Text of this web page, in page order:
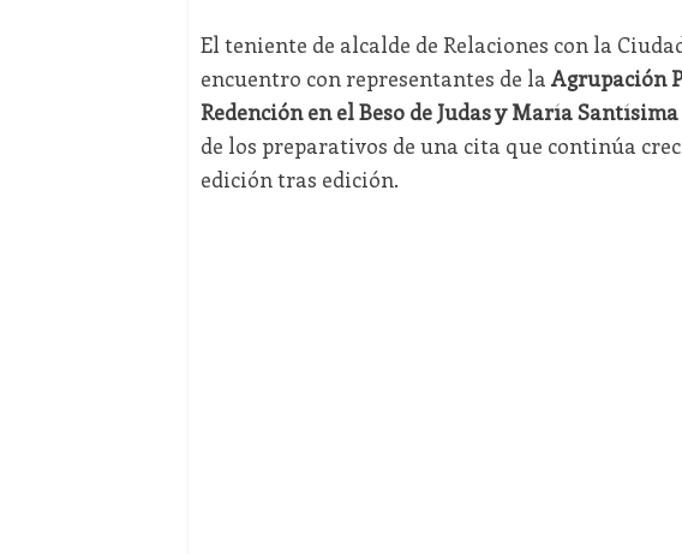
El teniente de alcalde de Relaciones con la
encuentro con representantes de la Agrupación
Redención en el Beso de Judas y María
de los preparativos de una cita que continúa
edición tras edición.